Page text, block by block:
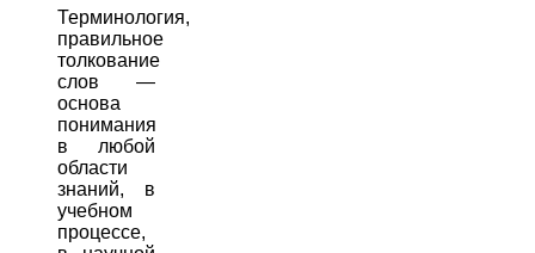
Терминология,
правильное
толкование
слов —
основа
понимания
в любой
области
знаний, в
учебном
процессе,